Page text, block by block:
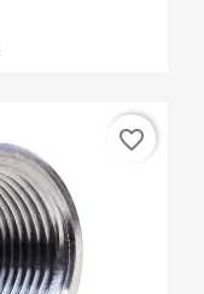
favorite_border